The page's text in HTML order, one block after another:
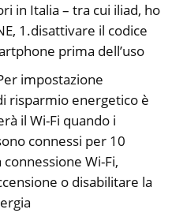
in Italia – tra cui iliad, ho
1.disattivare il codice
prima dell’uso
impostazione
risparmio energetico è
il Wi-Fi quando i
connessi per 10
Wi-Fi,
o disabilitare la